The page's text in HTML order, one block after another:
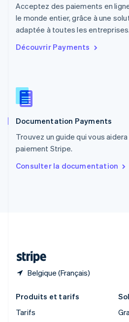
Acceptez des paiements en
le monde entier, grâce à une
adaptée à toutes les entreprises.
Découvrir Payments
Documentation Payments
Trouvez un guide qui vous
paiement Stripe.
Consulter la documentation
Belgique (Français)
NederlandsEnglish
Pologne
English
PortuguêsEnglish
English
Roumanie
Royaume-Uni
Singapour
English 简体中文
English
Produits et tarifs
Tarifs